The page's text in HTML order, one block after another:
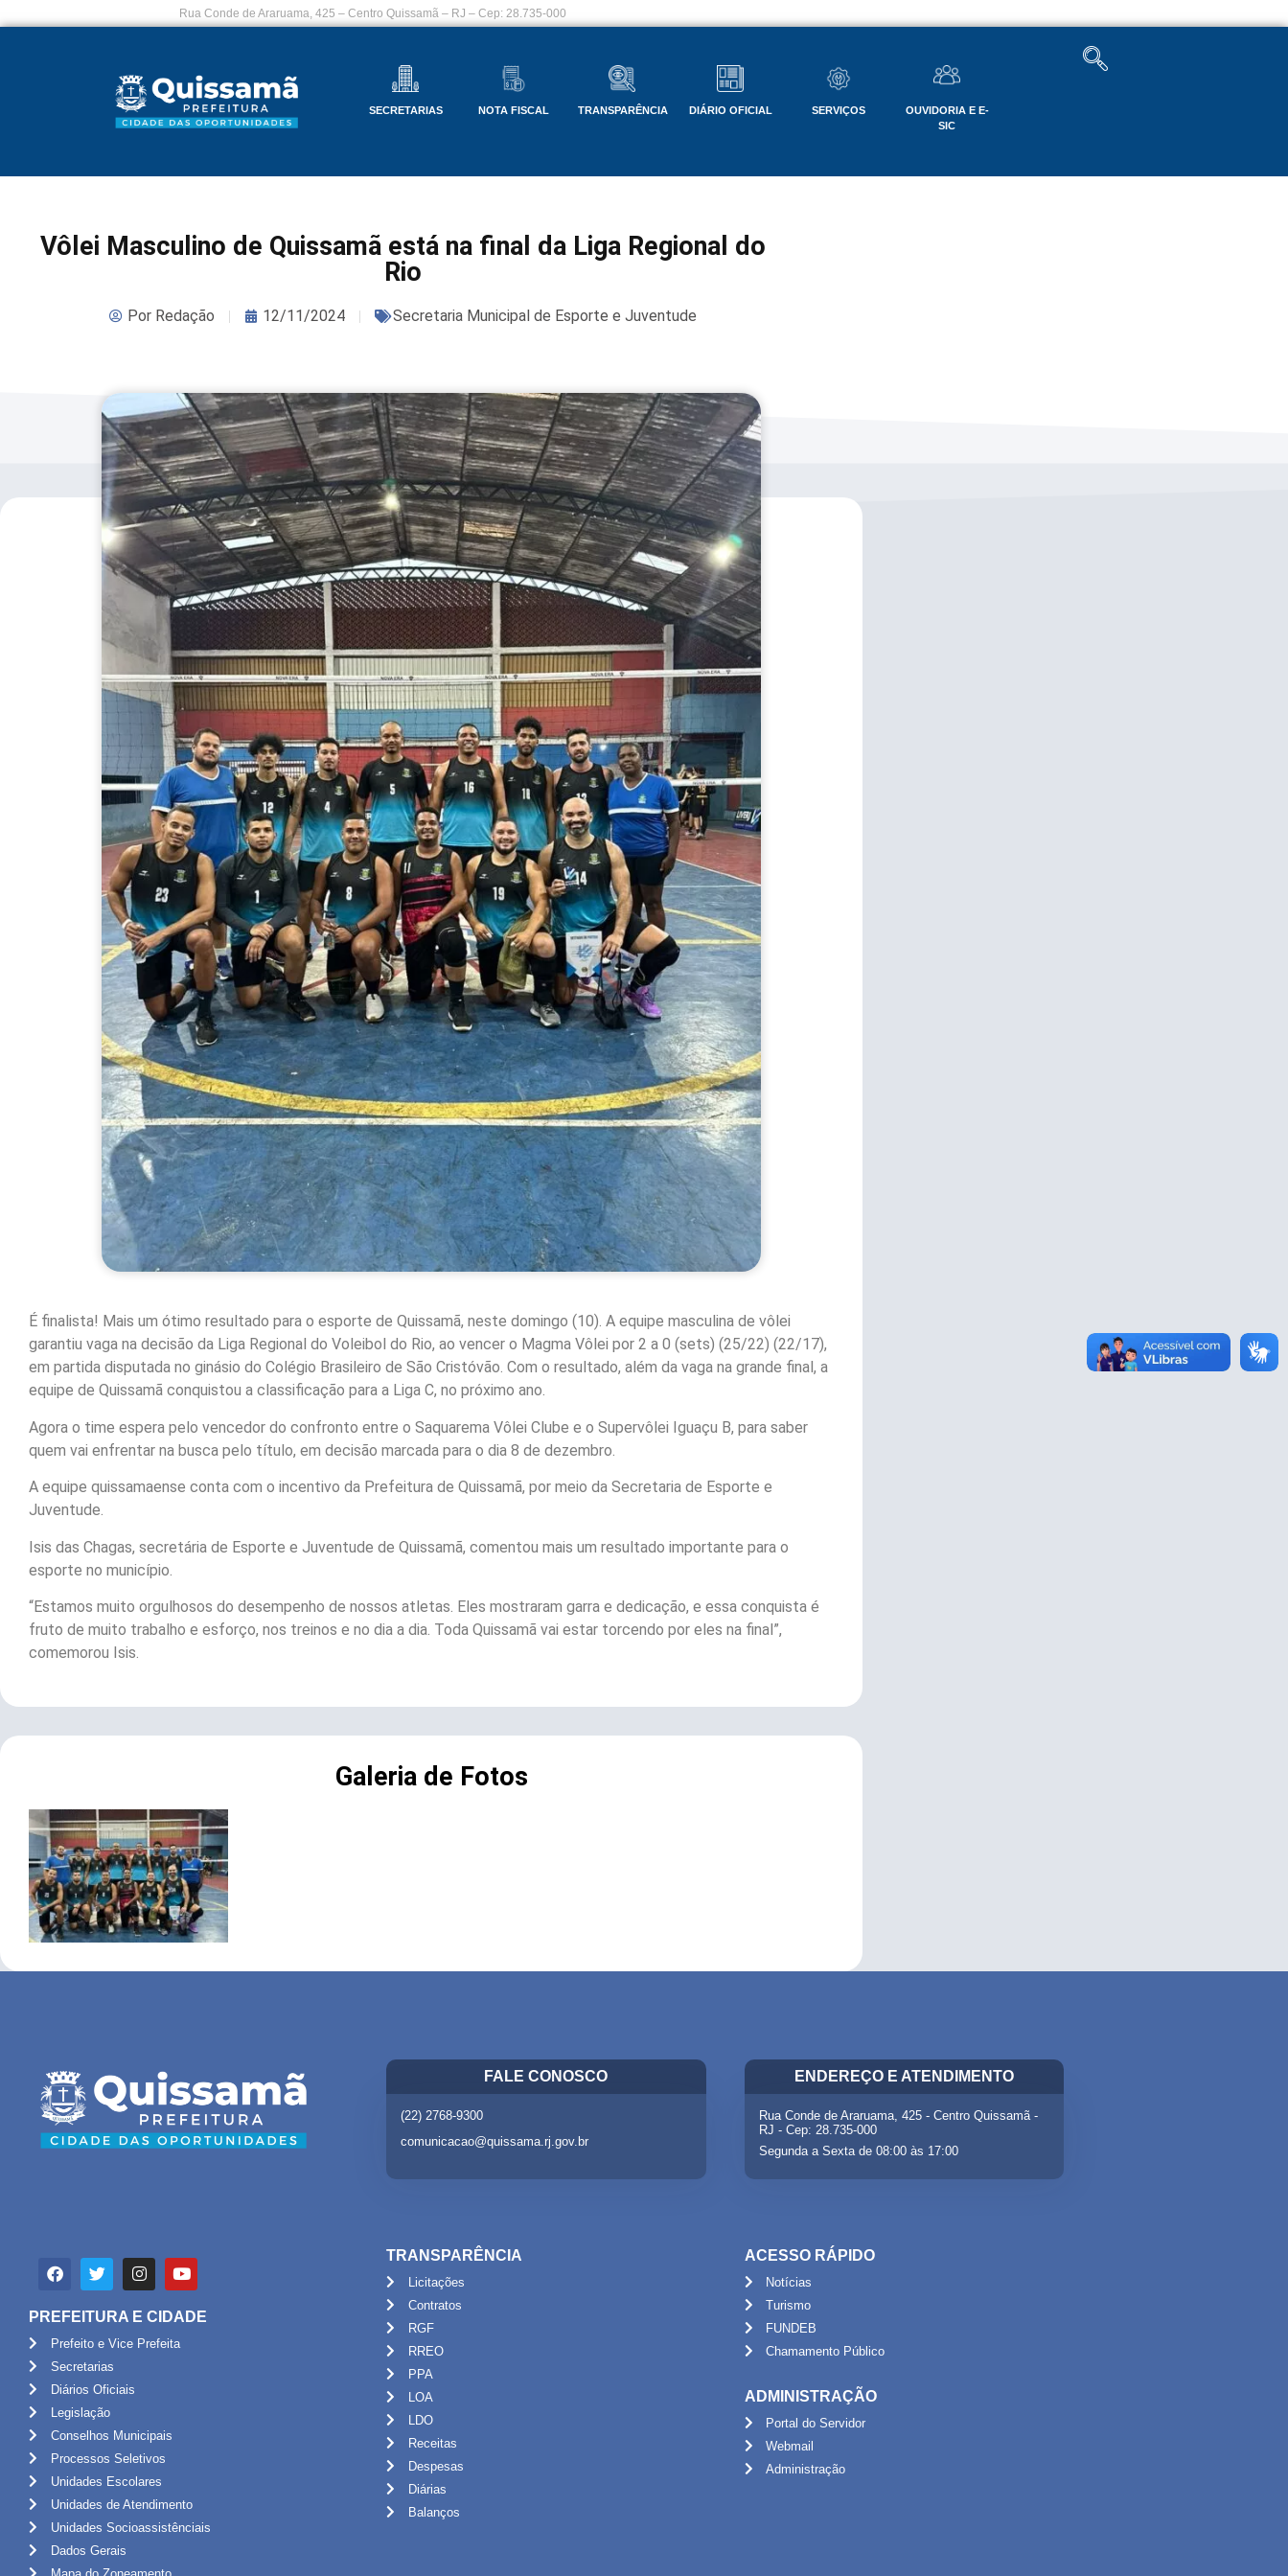
Rua Conde de Araruama, 425 – Centro Quissamã – RJ – Cep: 28.735-000
SECRETARIAS NOTA FISCAL TRANSPARÊNCIA DIÁRIO OFICIAL SERVIÇOS
OUVIDORIA E E-
SIC
Vôlei Masculino de Quissamã está na final da Liga Regional do
Rio
PorRedação 12/11/2024 Secretaria Municipal de Esporte e Juventude
É finalista! Mais um ótimo resultado para o esporte de Quissamã, neste domingo (10). A equipe masculina de vôlei
garantiu vaga na decisão da Liga Regional do Voleibol do Rio, ao vencer o Magma Vôlei por 2 a 0 (sets) (25/22) (22/17),
em partida disputada no ginásio do Colégio Brasileiro de São Cristóvão. Com o resultado, além da vaga na grande final, a
equipe de Quissamã conquistou a classificação para a Liga C, no próximo ano.
Agora o time espera pelo vencedor do confronto entre o Saquarema Vôlei Clube e o Supervôlei Iguaçu B, para saber
quem vai enfrentar na busca pelo título, em decisão marcada para o dia 8 de dezembro.
A equipe quissamaense conta com o incentivo da Prefeitura de Quissamã, por meio da Secretaria de Esporte e
Juventude.
Isis das Chagas, secretária de Esporte e Juventude de Quissamã, comentou mais um resultado importante para o
esporte no município.
“Estamos muito orgulhosos do desempenho de nossos atletas. Eles mostraram garra e dedicação, e essa conquista é
fruto de muito trabalho e esforço, nos treinos e no dia a dia. Toda Quissamã vai estar torcendo por eles na final”,
comemorou Isis.
Galeria de Fotos
FALE CONOSCO
(22) 2768-9300
comunicacao@quissama.rj.gov.br
ENDEREÇO E ATENDIMENTO
Rua Conde de Araruama, 425 - Centro Quissamã -
RJ - Cep: 28.735-000
Segunda a Sexta de 08:00 às 17:00
PREFEITURA E CIDADE
Prefeito e Vice Prefeita
Secretarias
Diários Oficiais
Legislação
Conselhos Municipais
Processos Seletivos
Unidades Escolares
Unidades de Atendimento
Unidades Socioassistênciais
Dados Gerais
TRANSPARÊNCIA
Licitações
Contratos
RGF
RREO
PPA
LOA
LDO
Receitas
Despesas
Diárias
Balanços
ACESSO RÁPIDO
Notícias
Turismo
FUNDEB
Chamamento Público
ADMINISTRAÇÃO
Portal do Servidor
Webmail
Administração